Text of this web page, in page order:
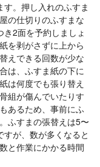
。押し入れのふすま
の仕切りのふすまな
2面を予約しましょ
を剥がさずに上から
えできる回数が少な
は、ふすま紙の下に
は何度でも張り替え
組が傷んでいたりす
あるため、事前にふ
ふすまの張替えは5〜
が、数が多くなると
と作業にかかる時間